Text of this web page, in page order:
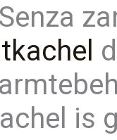
Senza
is